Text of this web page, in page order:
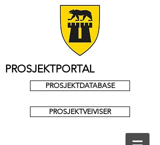
PROSJEKTPORTAL
PROSJEKTDATABASE
PROSJEKTVEIVISER